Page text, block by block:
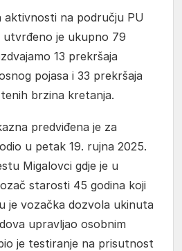
aktivnosti na području PU
utvrđeno je ukupno 79
13 prekršaja
pojasa i 33 prekršaja
brzina kretanja.
predviđena je za
u petak 19. rujna 2025.
Migalovci gdje je u
starosti 45 godina koji
je vozačka dozvola ukinuta
upravljao osobnim
je testiranje na prisutnost